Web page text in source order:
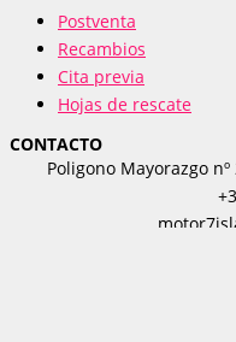
Postventa
Recambios
Cita previa
Hojas de rescate
CONTACTO
Poligono Mayorazgo